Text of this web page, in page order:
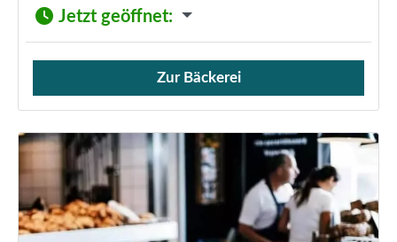
Jetzt geöffnet:
Verkauf von Brötchen,
Zur Bäckerei